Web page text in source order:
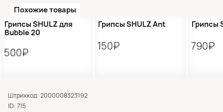
Похожие товары
Грипсы SHULZ для
Bubble 20
500₽
Грипсы SHULZ Ant
150₽
Грипсы
790₽
Штрихкод: 2000008323192
ID: 715